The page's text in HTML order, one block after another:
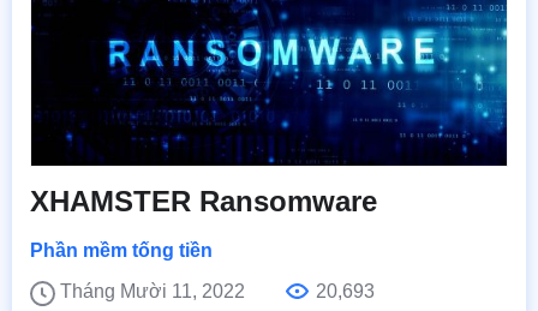
XHAMSTER Ransomware
Phần mềm tống tiền
Tháng Mười 11, 2022
20,693